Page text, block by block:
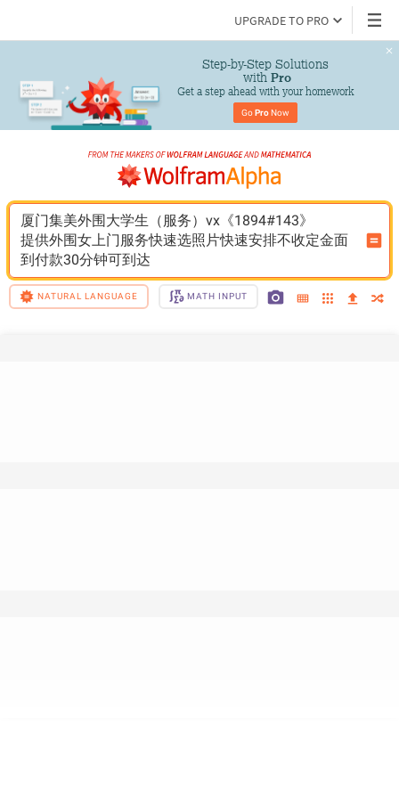
UPGRADE TO PRO
Step-by-Step Solutions
with Pro
Get a step ahead with your homework
Go Pro Now
厦门集美外围大学生（服务）vx《1894#143》
提供外围女上门服务快速选照片快速安排不收定金面
到付款30分钟可到达
NATURAL LANGUAGE MATH INPUT